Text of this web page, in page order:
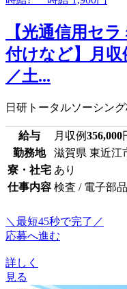
【光通信用セ
付けなど】月収
／土...
日研トータルソーシン
給与 月収例356,000
勤務地
滋賀県 東近江
寮・社宅 あり
仕事内容 検査 / 電子部
＼最短45秒で完了／
応募へ進む
詳しく
見る